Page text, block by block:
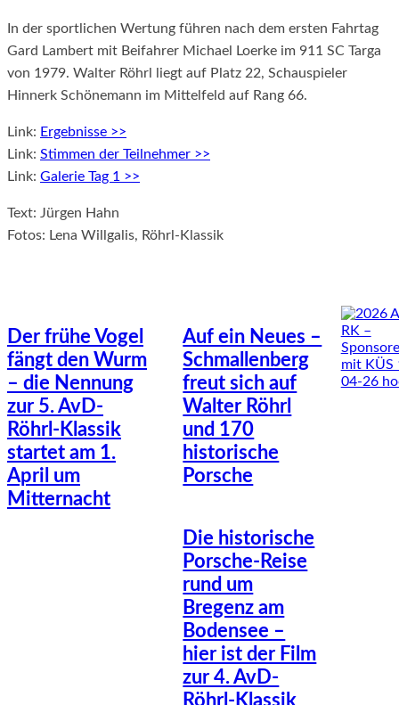
In der sportlichen Wertung führen nach dem ersten Fahrtag
Gard Lambert mit Beifahrer Michael Loerke im 911 SC Targa
von 1979. Walter Röhrl liegt auf Platz 22, Schauspieler
Hinnerk Schönemann im Mittelfeld auf Rang 66.
Link: Ergebnisse >>
Link: Stimmen der Teilnehmer >>
Link: Galerie Tag 1 >>
Text: Jürgen Hahn
Fotos: Lena Willgalis, Röhrl-Klassik
Der frühe Vogel
fängt den Wurm
– die Nennung
zur 5. AvD-
Röhrl-Klassik
startet am 1.
April um
Mitternacht
Auf ein Neues –
Schmallenberg
freut sich auf
Walter Röhrl
und 170
historische
Porsche
Die historische
Porsche-Reise
rund um
Bregenz am
Bodensee –
hier ist der Film
zur 4. AvD-
Röhrl-Klassik